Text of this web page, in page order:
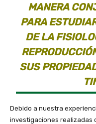
MANERA
PARA
DE LA
SUS
Debido a nuestra
investigaciones realizadas